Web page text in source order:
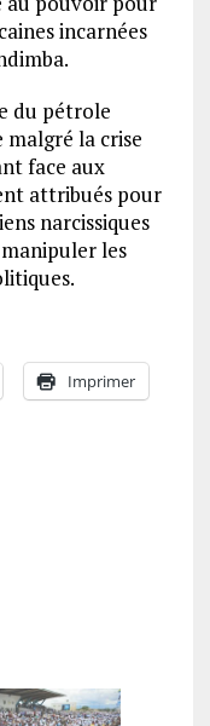
incarnées
du pétrole
malgré la crise
face aux
attribués pour
narcissiques
les
Imprimer